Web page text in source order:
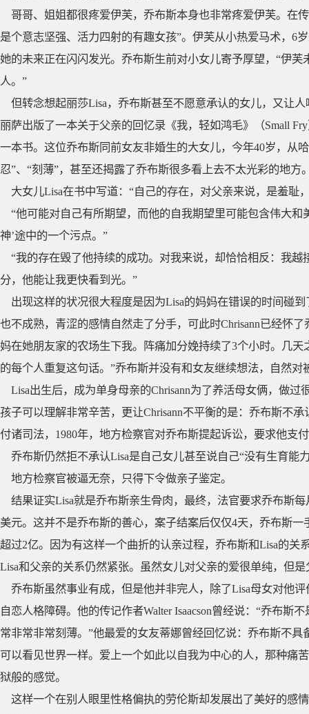
哥哥、姐姐都很疼爱伊芙，乔布斯本身也非常疼爱伊芙。在
是个意志坚强、活力四射的有趣女孩”。伊芙从小热爱马术，6
她的未来正在闪闪发光。乔布斯生前对小女儿寄予厚望，“伊
人。”
但转念想起丽莎Lisa，乔布斯甚至不愿意承认的女儿，又让
丽萨出版了一本关于父亲的回忆录《我，轻如鸿毛》（Small
一本书。这位乔布斯同前女友非婚生的大女儿，今年40岁，从
忍”、“刻薄”，甚至还揭露了乔布斯很多看上去不太光彩的地方
大女儿Lisa在书中写道：“自己的存在，对父亲来说，是羞耻
“他可能对自己有所期望，而他的自我期望里可能包含伟大
神’途中的一个污点。”
“我的存在毁了他持续的成功。对我来说，却恰恰相反：我
分，他能让我更快看到光。”
出现这样的状况很大程度是因为Lisa的妈妈在错误的时间碰
也不成熟，青涩的感情自然走了分手，可此时Chrisann已经怀
妈在她朋友家的农场生下我。阵痛加分娩持续了3个小时。几
的每个人重复这句话。”乔布斯并没有和女友继续想法，自然对
Lisa出生后，成为单身母亲的Chrisann为了养活母女俩，做
孩子可以理解非常辛苦，更让Chrisann不平衡的是：乔布斯不
付诸司法，1980年，地方检察官对乔布斯提起诉讼，要求他支
乔布斯仍然拒不承认Lisa是自己女儿甚至说自己“没有生育
地方检察官被逼无奈，只得下令做亲子鉴定。
结果证实Lisa就是乔布斯亲生骨肉，最终，法官要求乔布斯
美元。这并不是乔布斯的善心，案子结案后仅仅4天，乔布斯
超过2亿。因为有这样一个曲折的认亲过程，乔布斯和Lisa的
Lisa和父亲的关系仍然紧张。虽然女儿对父亲的爱很单纯，但
乔布斯虽然事业有成，但是他并非完人，除了Lisa母女对他
自恋人格障碍。他的传记作者Walter Isaacson曾经说：“乔布斯
常非常非常刻薄。”他最爱的女友蒂娜曾经回忆说：乔布斯不
可以看见世界一样。爱上一个如此以自我为中心的人，那种痛
狱般的感觉。
这样一个在别人眼里性格偏执的劳伦斯却发展出了美好的感